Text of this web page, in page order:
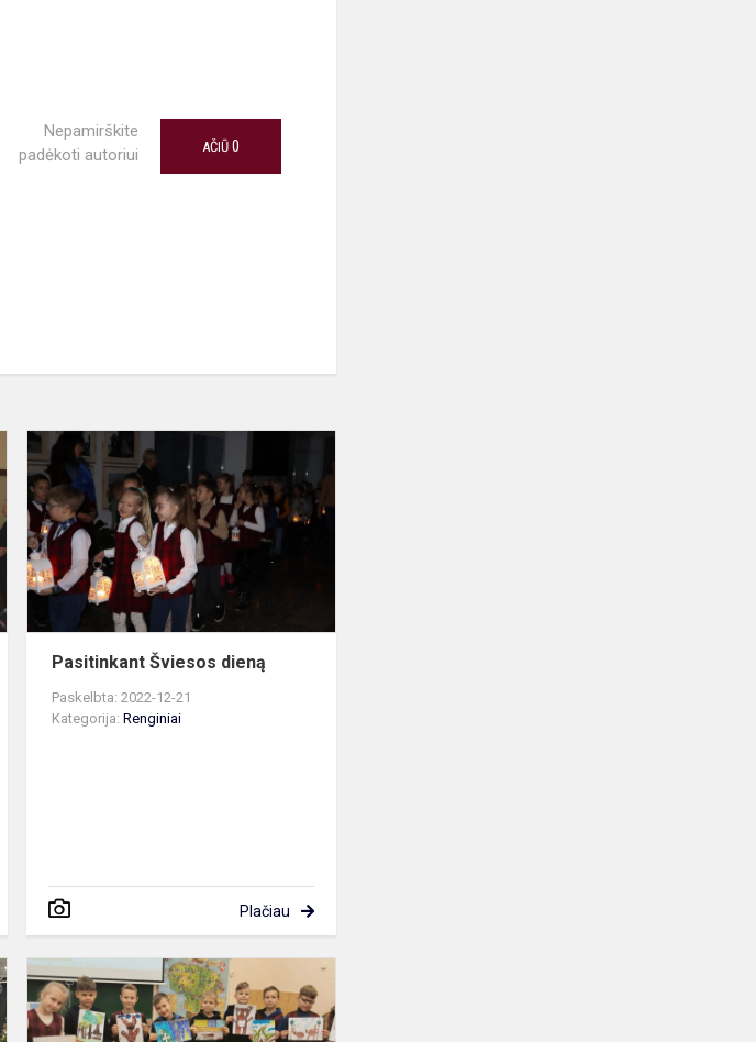
Nepamirškite
padėkoti autoriui
AČIŪ 0
Kalėdinis
sveikinimas
Pasitinkant Šviesos dieną
Paskelbta: 2022-12-21
Kategorija:Renginiai
Plačiau
Advento
prasmė
literatūros